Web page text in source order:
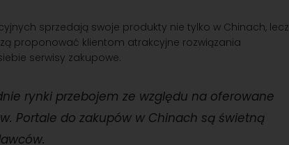
sprzedają swoje produkty nie tylko w Chinach, lecz
proponować klientom atrakcyjne rozwiązania
serwisy zakupowe.
rynki przebojem ze względu na oferowane
Portale do zakupów w Chinach są świetną